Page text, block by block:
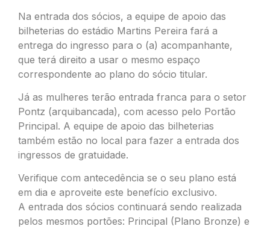
Na entrada dos sócios, a equipe de apoio das
bilheterias do estádio Martins Pereira fará a
entrega do ingresso para o (a) acompanhante,
que terá direito a usar o mesmo espaço
correspondente ao plano do sócio titular.
Já as mulheres terão entrada franca para o setor
Pontz (arquibancada), com acesso pelo Portão
Principal. A equipe de apoio das bilheterias
também estão no local para fazer a entrada dos
ingressos de gratuidade.
Verifique com antecedência se o seu plano está
em dia e aproveite este benefício exclusivo.
A entrada dos sócios continuará sendo realizada
pelos mesmos portões: Principal (Plano Bronze) e